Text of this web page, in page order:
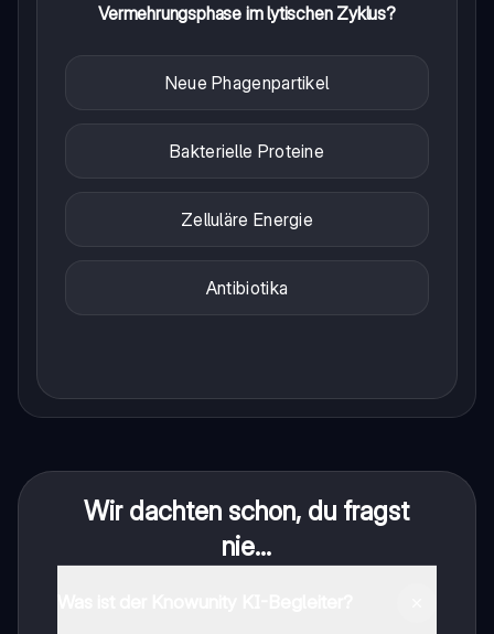
Vermehrungsphase im lytischen Zyklus?
Neue Phagenpartikel
Bakterielle Proteine
Zelluläre Energie
Antibiotika
Wir dachten schon, du fragst
nie...